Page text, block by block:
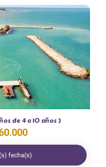
de 4 a 10 años )
fecha(s)